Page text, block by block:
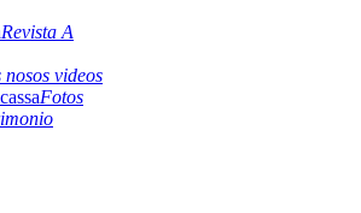
Revista A
nosos videos
Fotos